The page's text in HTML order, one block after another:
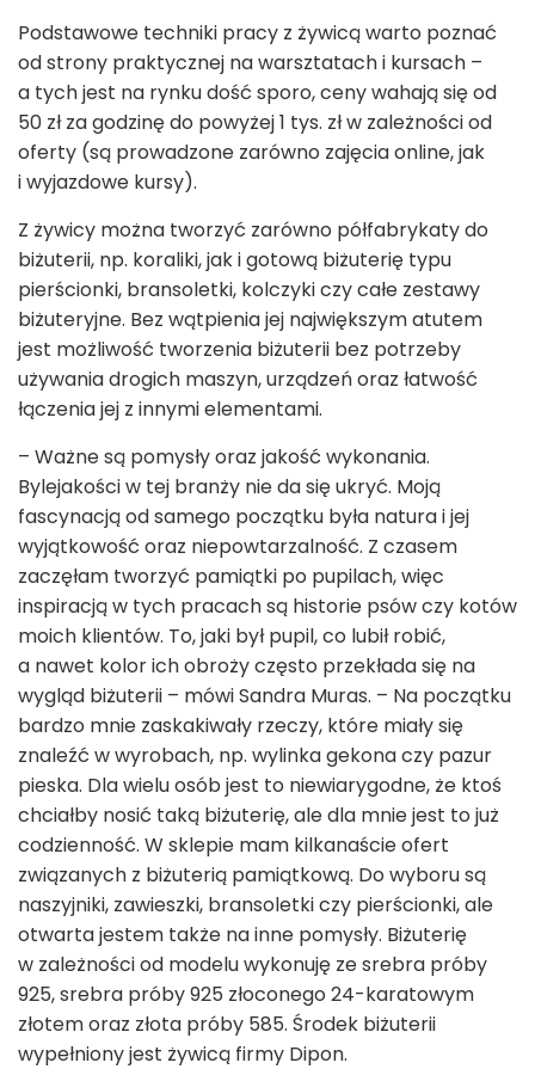
Podstawowe techniki pracy z żywicą warto poznać
od strony praktycznej na warsztatach i kursach –
a tych jest na rynku dość sporo, ceny wahają się od
50 zł za godzinę do powyżej 1 tys. zł w zależności od
oferty (są prowadzone zarówno zajęcia online, jak
i wyjazdowe kursy).
Z żywicy można tworzyć zarówno półfabrykaty do
biżuterii, np. koraliki, jak i gotową biżuterię typu
pierścionki, bransoletki, kolczyki czy całe zestawy
biżuteryjne. Bez wątpienia jej największym atutem
jest możliwość tworzenia biżuterii bez potrzeby
używania drogich maszyn, urządzeń oraz łatwość
łączenia jej z innymi elementami.
– Ważne są pomysły oraz jakość wykonania.
Bylejakości w tej branży nie da się ukryć. Moją
fascynacją od samego początku była natura i jej
wyjątkowość oraz niepowtarzalność. Z czasem
zaczęłam tworzyć pamiątki po pupilach, więc
inspiracją w tych pracach są historie psów czy kotów
moich klientów. To, jaki był pupil, co lubił robić,
a nawet kolor ich obroży często przekłada się na
wygląd biżuterii – mówi Sandra Muras. – Na początku
bardzo mnie zaskakiwały rzeczy, które miały się
znaleźć w wyrobach, np. wylinka gekona czy pazur
pieska. Dla wielu osób jest to niewiarygodne, że ktoś
chciałby nosić taką biżuterię, ale dla mnie jest to już
codzienność. W sklepie mam kilkanaście ofert
związanych z biżuterią pamiątkową. Do wyboru są
naszyjniki, zawieszki, bransoletki czy pierścionki, ale
otwarta jestem także na inne pomysły. Biżuterię
w zależności od modelu wykonuję ze srebra próby
925, srebra próby 925 złoconego 24-karatowym
złotem oraz złota próby 585. Środek biżuterii
wypełniony jest żywicą firmy Dipon.